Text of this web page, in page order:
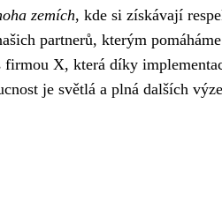
zemích, kde si získávají
partnerů, kterým
firmou X, která díky
je světlá a plná dalších